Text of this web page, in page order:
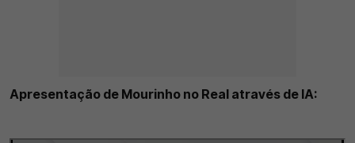
Apresentação de Mourinho no Real através de IA: